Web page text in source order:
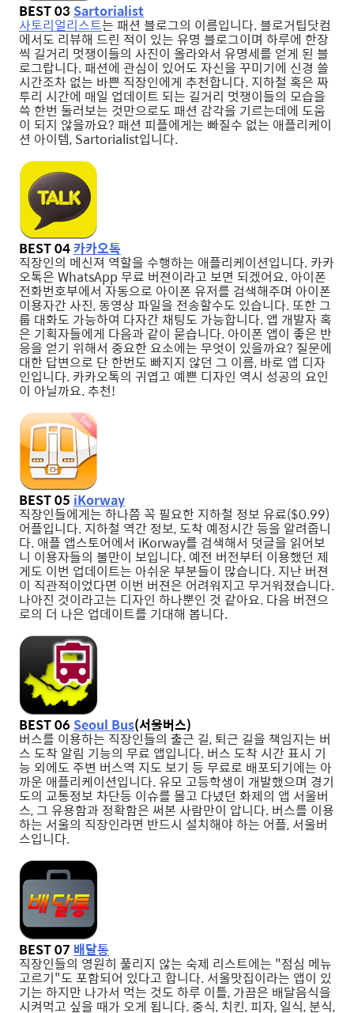
BEST 03 Sartorialist
사토리얼리스트는 패션 블로그의 이름입니다. 블로거팁닷컴
에서도 리뷰해 드린 적이 있는 유명 블로그이며 하루에 한장
씩 길거리 멋쟁이들의 사진이 올라와서 유명세를 얻게 된 블
로그랍니다. 패션에 관심이 있어도 자신을 꾸미기에 신경 쓸
시간조차 없는 바쁜 직장인에게 추천합니다. 지하철 혹은 짜
투리 시간에 매일 업데이트 되는 길거리 멋쟁이들의 모습을
쓱 한번 둘러보는 것만으로도 패션 감각을 기르는데에 도움
이 되지 않을까요? 패션 피플에게는 빠질수 없는 애플리케이
션 아이템, Sartorialist입니다.
BEST 04카카오톡
직장인의 메신져 역할을 수행하는 애플리케이션입니다. 카카
오톡은 WhatsApp 무료 버젼이라고 보면 되겠어요. 아이폰
전화번호부에서 자동으로 아이폰 유저를 검색해주며 아이폰
이용자간 사진, 동영상 파일을 전송할수도 있습니다. 또한 그
룹 대화도 가능하여 다자간 채팅도 가능합니다. 앱 개발자 혹
은 기획자들에게 다음과 같이 묻습니다. 아이폰 앱이 좋은 반
응을 얻기 위해서 중요한 요소에는 무엇이 있을까요? 질문에
대한 답변으로 단 한번도 빠지지 않던 그 이름, 바로 앱 디자
인입니다. 카카오톡의 귀엽고 예쁜 디자인 역시 성공의 요인
이 아닐까요. 추천!
BEST 05 iKorway
직장인들에게는 하나쯤 꼭 필요한 지하철 정보 유료($0.99)
어플입니다. 지하철 역간 정보, 도착 예정시간 등을 알려줍니
다. 애플 앱스토어에서 iKorway를 검색해서 덧글을 읽어보
니 이용자들의 불만이 보입니다. 예전 버전부터 이용했던 제
게도 이번 업데이트는 아쉬운 부분들이 많습니다. 지난 버젼
이 직관적이었다면 이번 버젼은 어려워지고 무거워졌습니다.
나아진 것이라고는 디자인 하나뿐인 것 같아요. 다음 버젼으
로의 더 나은 업데이트를 기대해 봅니다.
BEST 06 Seoul Bus(서울버스)
버스를 이용하는 직장인들의 출근 길, 퇴근 길을 책임지는 버
스 도착 알림 기능의 무료 앱입니다. 버스 도착 시간 표시 기
능 외에도 주변 버스역 지도 보기 등 무료로 배포되기에는 아
까운 애플리케이션입니다. 유모 고등학생이 개발했으며 경기
도의 교통정보 차단등 이슈를 몰고 다녔던 화제의 앱 서울버
스, 그 유용함과 정확함은 써본 사람만이 압니다. 버스를 이용
하는 서울의 직장인라면 반드시 설치해야 하는 어플, 서울버
스입니다.
BEST 07 배달통
직장인들의 영원히 풀리지 않는 숙제 리스트에는 "점심 메뉴
고르기"도 포함되어 있다고 합니다. 서울맛집이라는 앱이 있
기는 하지만 나가서 먹는 것도 하루 이틀, 가끔은 배달음식을
시켜먹고 싶을 때가 오게 됩니다. 중식, 치킨, 피자, 일식, 분식,